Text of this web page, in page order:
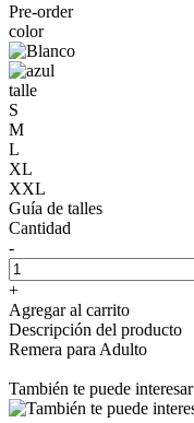
Pre-order
color
talle
S
M
L
XL
XXL
Guía de talles
Cantidad
-
+
Agregar al carrito
Descripción del producto
Remera para Adulto
También te puede interesar